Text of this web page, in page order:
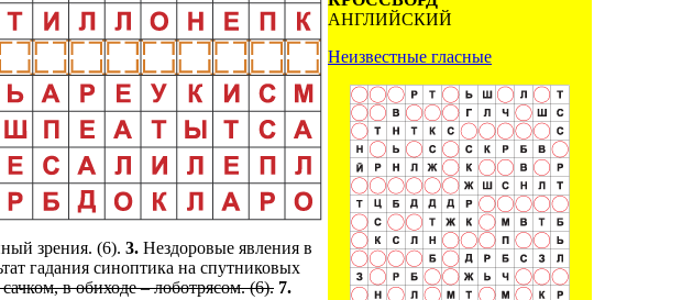
зрения. (6). 3. Нездоровые явления в
гадания синоптика на спутниковых
в обиходе – лоботрясом. (6). 7.
АНГЛИЙСКИЙ
Неизвестные гласные